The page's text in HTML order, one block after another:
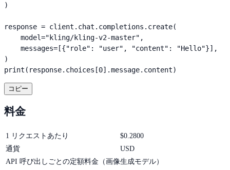
)
response = client.chat.completions.create(
    model="kling/kling-v2-master",
    messages=[{"role": "user", "content": "Hello"}],
)
print(response.choices[0].message.content)
コピー
料金
1 リクエストあたり $0.2800
通貨
USD
API 呼び出しごとの定額料金（画像生成モデル）